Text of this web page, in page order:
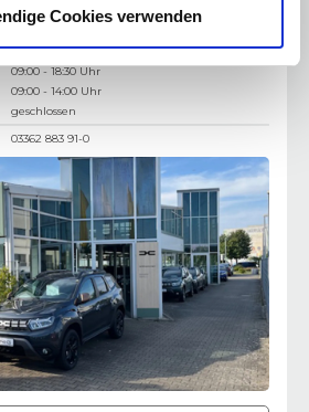
Cookies verwenden
09:00 - 18:30 Uhr
09:00 - 14:00 Uhr
geschlossen
03362 883 91-0